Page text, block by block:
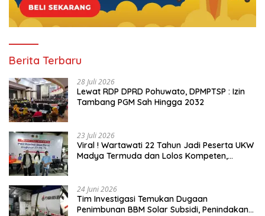
Berita Terbaru
28 Juli 2026
Lewat RDP DPRD Pohuwato, DPMPTSP : Izin
Tambang PGM Sah Hingga 2032
23 Juli 2026
Viral ! Wartawati 22 Tahun Jadi Peserta UKW
Madya Termuda dan Lolos Kompeten,
24 Juni 2026
Tim Investigasi Temukan Dugaan
Penimbunan BBM Solar Subsidi, Penindakan